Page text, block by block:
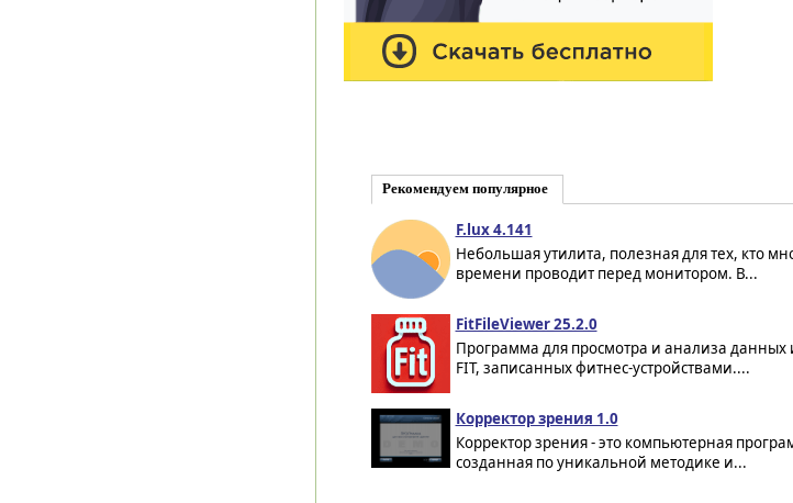
Рекомендуем популярное
F.lux 4.141
Небольшая утилита, полезная для тех, кто
времени проводит перед монитором. В...
FitFileViewer 25.2.0
Программа для просмотра и анализа данных
FIT, записанных фитнес-устройствами....
Корректор зрения 1.0
Корректор зрения - это компьютерная
созданная по уникальной методике и...